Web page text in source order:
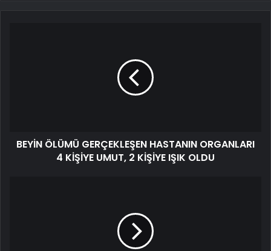
BEYİN ÖLÜMÜ GERÇEKLEŞEN HASTANIN ORGANLARI
4 KİŞİYE UMUT, 2 KİŞİYE IŞIK OLDU